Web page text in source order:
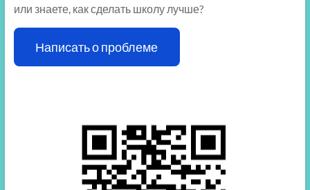
или знаете, как сделать школу лучше?
Написать о проблеме